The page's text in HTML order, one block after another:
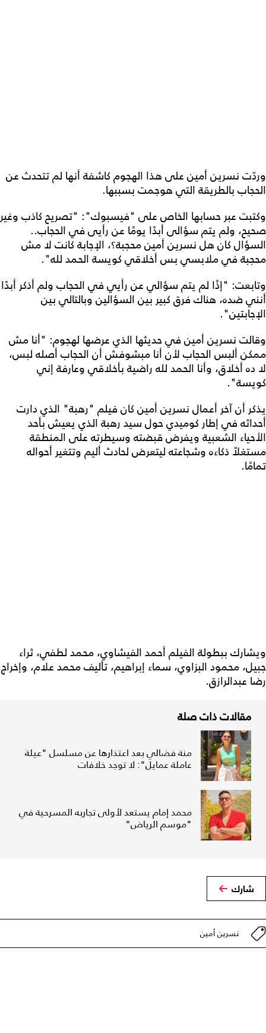
وردّت نسرين أمين على هذا الهجوم كاشفة أنها لم تتحدث عن
الحجاب بالطريقة التي هوجمت بسببها.
وكتبت عبر حسابها الخاص على "فيسبوك": "تصريح كاذب وغير
صحيح، ولم يتم سؤالى أبدًا يومًا عن رأيى في الحجاب..
السؤال كان هل نسرين أمين محجبة؟، الإجابة كانت لا مش
محجبة في ملابسي بس أخلاقي كويسة الحمد لله".
وتابعت: "إذًا لم يتم سؤالي عن رأيي في الحجاب ولم أذكر أبدًا
أنني ضده، هناك فرق كبير بين السؤالين وبالتالي بين
الإجابتين".
وقالت نسرين أمين في حديثها الذي عرضها لهجوم: "أنا مش
ممكن ألبس الحجاب لأن أنا مبشوفش أن الحجاب أصله لبس،
لا ده أخلاق، وأنا الحمد لله راضية بأخلاقي وعارفة إني
كويسة".
يذكر أن آخر أعمال نسرين أمين كان فيلم "رهبة" الذي دارت
أحداثه في إطار كوميدي حول سيد رهبة الذي يعيش بأحد
الأحياء الشعبية ويفرض قبضته وسيطرته على المنطقة
مستغلاً ذكاءه وشجاعته ليتعرض لحادث أليم وتتغير أحواله
تمامًا.
ويشارك ببطولة الفيلم أحمد الفيشاوي، محمد لطفي، ثراء
جبيل، محمود البزاوي، سماء إبراهيم، تأليف محمد علام، وإخراج
رضا عبدالرازق.
مقالات ذات صلة
منة فضالي بعد اعتذارها عن مسلسل "عيلة
عاملة عمايل": لا توجد خلافات
محمد إمام يستعد لأولى تجاربه المسرحية في
"موسم الرياض"
شارك
نسرين أمين